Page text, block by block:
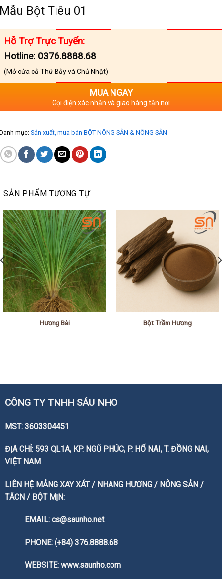
Mẫu Bột Tiêu 01
Hỗ Trợ Trực Tuyến:
Hotline: 0376.8888.68
(Mở cửa cả Thứ Bảy và Chủ Nhật)
MUA NGAY
Gọi điện xác nhận và giao hàng tận nơi
Danh mục: Sản xuất, mua bán BỘT NÔNG SẢN & NÔNG SẢN
SẢN PHẨM TƯƠNG TỰ
Hương Bài Bột Trầm Hương
CÔNG TY TNHH SÁU NHO
MST: 3603304451
ĐỊA CHỈ: 593 QL1A, KP. NGŨ PHÚC, P. HỐ NAI, T. ĐỒNG NAI,
VIỆT NAM
LIÊN HỆ MẢNG XAY XÁT / NHANG HƯƠNG / NÔNG SẢN /
TĂCN / BỘT MỊN:
EMAIL: cs@saunho.net
PHONE: (+84) 376.8888.68
WEBSITE: www.saunho.com